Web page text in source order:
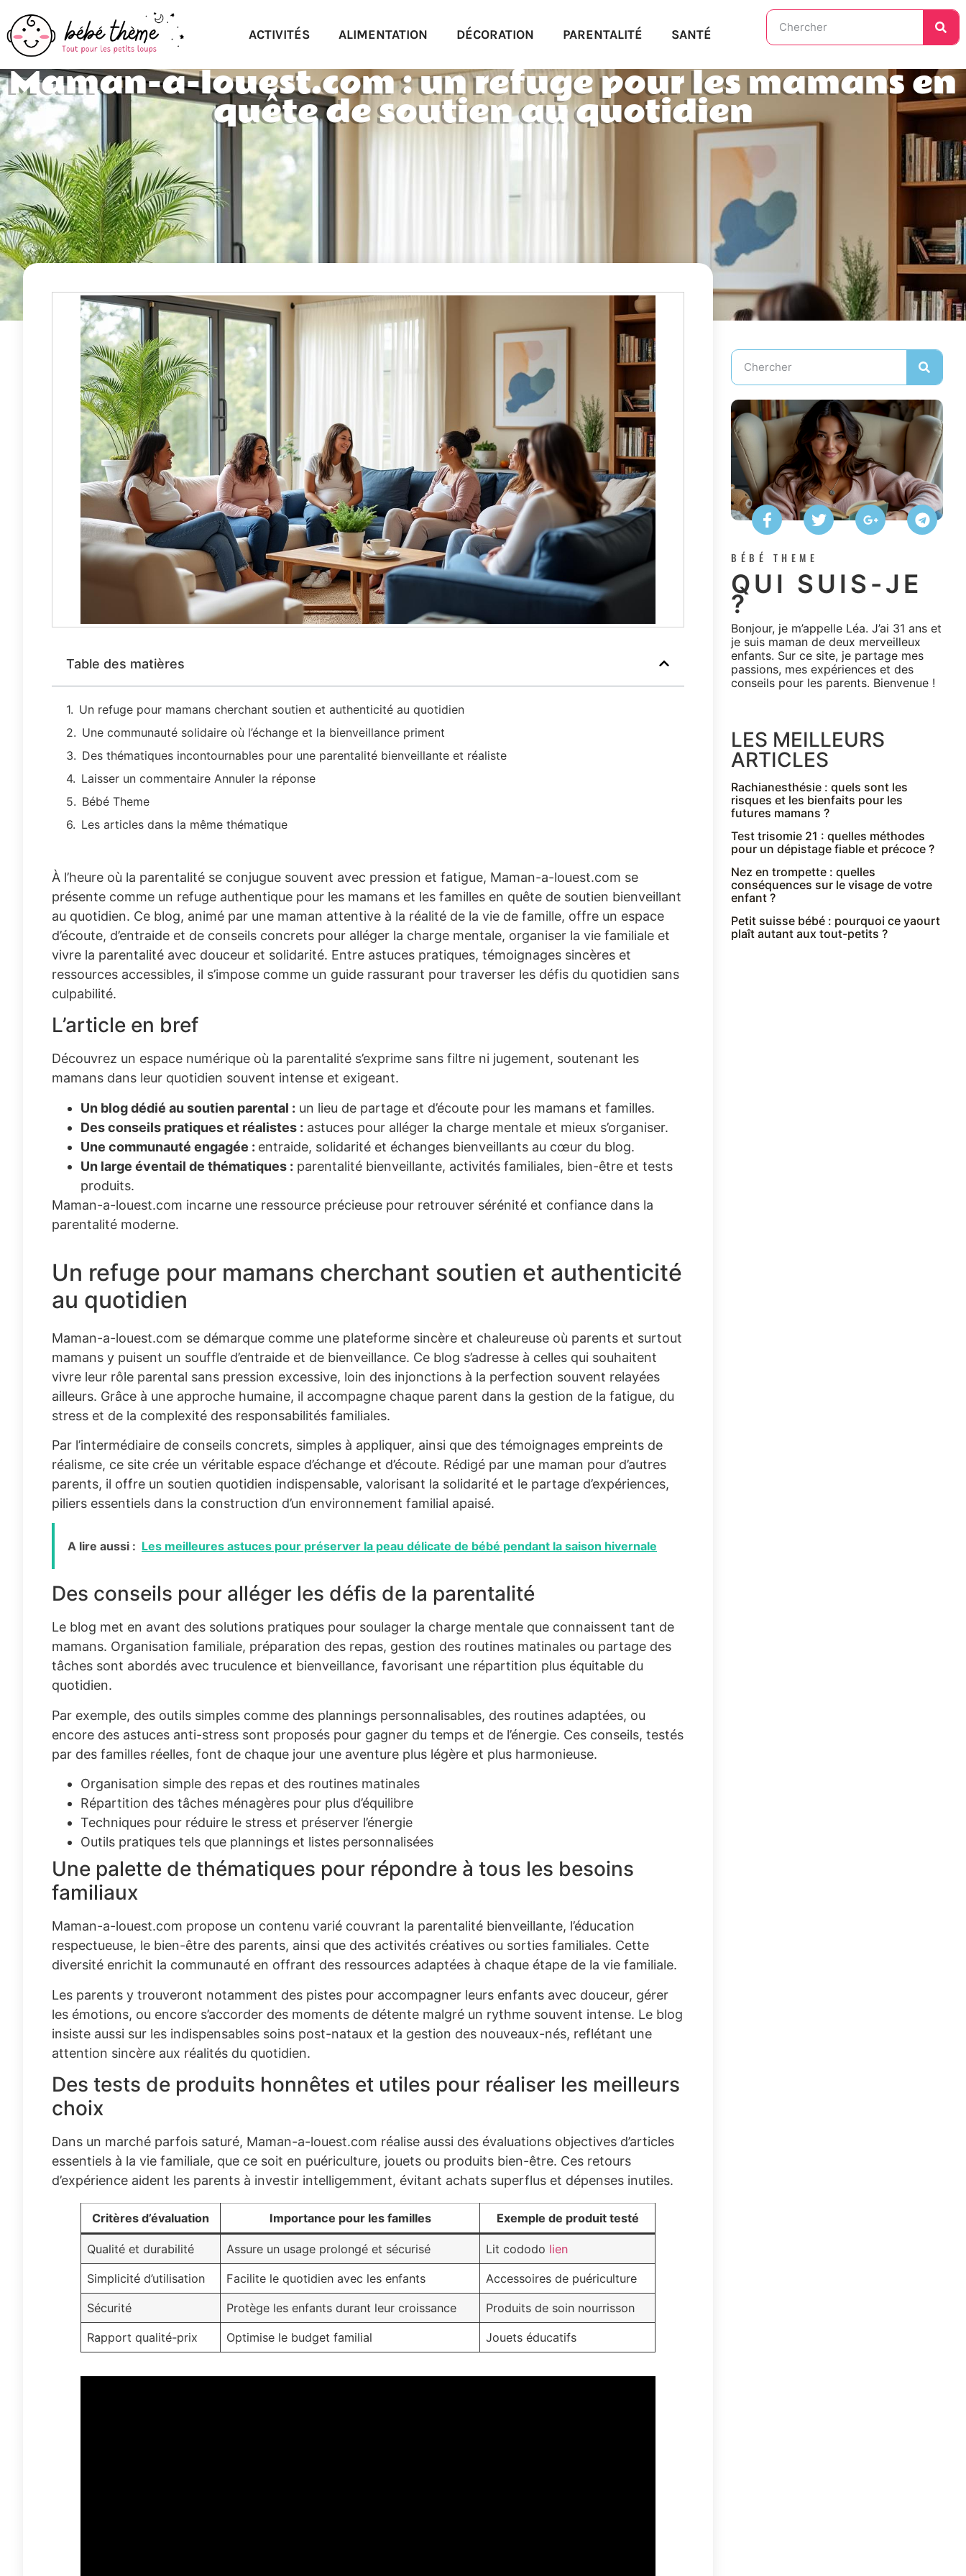
ACTIVITÉS ALIMENTATION DÉCORATION PARENTALITÉ SANTÉ
Maman-a-louest.com : un refuge pour les mamans en
quête de soutien au quotidien
Table des matières
Un refuge pour mamans cherchant soutien et authenticité au quotidien
Une communauté solidaire où l’échange et la bienveillance priment
Des thématiques incontournables pour une parentalité bienveillante et réaliste
Laisser un commentaire Annuler la réponse
Bébé Theme
Les articles dans la même thématique
À l’heure où la parentalité se conjugue souvent avec pression et fatigue, Maman-a-louest.com se
présente comme un refuge authentique pour les mamans et les familles en quête de soutien bienveillant
au quotidien. Ce blog, animé par une maman attentive à la réalité de la vie de famille, offre un espace
d’écoute, d’entraide et de conseils concrets pour alléger la charge mentale, organiser la vie familiale et
vivre la parentalité avec douceur et solidarité. Entre astuces pratiques, témoignages sincères et
ressources accessibles, il s’impose comme un guide rassurant pour traverser les défis du quotidien sans
culpabilité.
L’article en bref
Découvrez un espace numérique où la parentalité s’exprime sans filtre ni jugement, soutenant les
mamans dans leur quotidien souvent intense et exigeant.
Un blog dédié au soutien parental : un lieu de partage et d’écoute pour les mamans et familles.
Des conseils pratiques et réalistes : astuces pour alléger la charge mentale et mieux s’organiser.
Une communauté engagée : entraide, solidarité et échanges bienveillants au cœur du blog.
Un large éventail de thématiques : parentalité bienveillante, activités familiales, bien-être et tests
produits.
Maman-a-louest.com incarne une ressource précieuse pour retrouver sérénité et confiance dans la
parentalité moderne.
Un refuge pour mamans cherchant soutien et authenticité
au quotidien
Maman-a-louest.com se démarque comme une plateforme sincère et chaleureuse où parents et surtout
mamans y puisent un souffle d’entraide et de bienveillance. Ce blog s’adresse à celles qui souhaitent
vivre leur rôle parental sans pression excessive, loin des injonctions à la perfection souvent relayées
ailleurs. Grâce à une approche humaine, il accompagne chaque parent dans la gestion de la fatigue, du
stress et de la complexité des responsabilités familiales.
Par l’intermédiaire de conseils concrets, simples à appliquer, ainsi que des témoignages empreints de
réalisme, ce site crée un véritable espace d’échange et d’écoute. Rédigé par une maman pour d’autres
parents, il offre un soutien quotidien indispensable, valorisant la solidarité et le partage d’expériences,
piliers essentiels dans la construction d’un environnement familial apaisé.
A lire aussi : Les meilleures astuces pour préserver la peau délicate de bébé pendant la saison hivernale
Des conseils pour alléger les défis de la parentalité
Le blog met en avant des solutions pratiques pour soulager la charge mentale que connaissent tant de
mamans. Organisation familiale, préparation des repas, gestion des routines matinales ou partage des
tâches sont abordés avec truculence et bienveillance, favorisant une répartition plus équitable du
quotidien.
Par exemple, des outils simples comme des plannings personnalisables, des routines adaptées, ou
encore des astuces anti-stress sont proposés pour gagner du temps et de l’énergie. Ces conseils, testés
par des familles réelles, font de chaque jour une aventure plus légère et plus harmonieuse.
Organisation simple des repas et des routines matinales
Répartition des tâches ménagères pour plus d’équilibre
Techniques pour réduire le stress et préserver l’énergie
Outils pratiques tels que plannings et listes personnalisées
Une palette de thématiques pour répondre à tous les besoins
familiaux
Maman-a-louest.com propose un contenu varié couvrant la parentalité bienveillante, l’éducation
respectueuse, le bien-être des parents, ainsi que des activités créatives ou sorties familiales. Cette
diversité enrichit la communauté en offrant des ressources adaptées à chaque étape de la vie familiale.
Les parents y trouveront notamment des pistes pour accompagner leurs enfants avec douceur, gérer
les émotions, ou encore s’accorder des moments de détente malgré un rythme souvent intense. Le blog
insiste aussi sur les indispensables soins post-nataux et la gestion des nouveaux-nés, reflétant une
attention sincère aux réalités du quotidien.
Des tests de produits honnêtes et utiles pour réaliser les meilleurs
choix
Dans un marché parfois saturé, Maman-a-louest.com réalise aussi des évaluations objectives d’articles
essentiels à la vie familiale, que ce soit en puériculture, jouets ou produits bien-être. Ces retours
d’expérience aident les parents à investir intelligemment, évitant achats superflus et dépenses inutiles.
Critères d’évaluation Importance pour les familles Exemple de produit testé
Qualité et durabilité Assure un usage prolongé et sécurisé Lit cododo lien
Simplicité d’utilisation Facilite le quotidien avec les enfants Accessoires de puériculture
Sécurité Protège les enfants durant leur croissance Produits de soin nourrisson
Rapport qualité-prix Optimise le budget familial Jouets éducatifs
BÉBÉ THEME
QUI SUIS-JE
?
Bonjour, je m’appelle Léa. J’ai 31 ans et
je suis maman de deux merveilleux
enfants. Sur ce site, je partage mes
passions, mes expériences et des
conseils pour les parents. Bienvenue !
LES MEILLEURS
ARTICLES
Rachianesthésie : quels sont les
risques et les bienfaits pour les
futures mamans ?
Test trisomie 21 : quelles méthodes
pour un dépistage fiable et précoce ?
Nez en trompette : quelles
conséquences sur le visage de votre
enfant ?
Petit suisse bébé : pourquoi ce yaourt
plaît autant aux tout-petits ?